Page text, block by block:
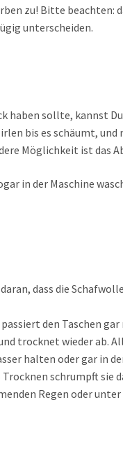
zu! Bitte
unterscheiden.
haben sollte, kannst
bis es schäumt,
Möglichkeit ist das
in der Maschine
dass die
den Taschen
trocknet wieder ab.
halten oder gar in
schrumpft sie
Regen oder